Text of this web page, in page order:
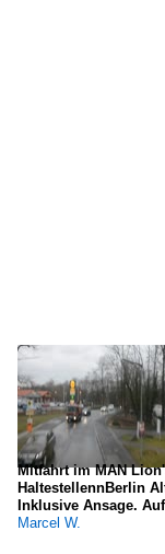
Mitfahrt im MAN
HaltestellennBerlin
Inklusive Ansage.
Marcel W.